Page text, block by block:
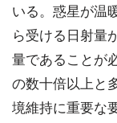
いる。惑星が温
ら受ける日射量
量であることが
の数十倍以上と
境維持に重要な